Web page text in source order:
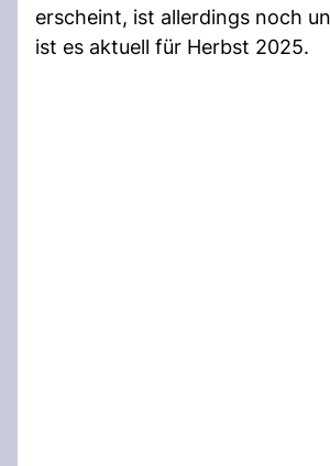
erscheint, ist allerdings noch
ist es aktuell für Herbst 2025.